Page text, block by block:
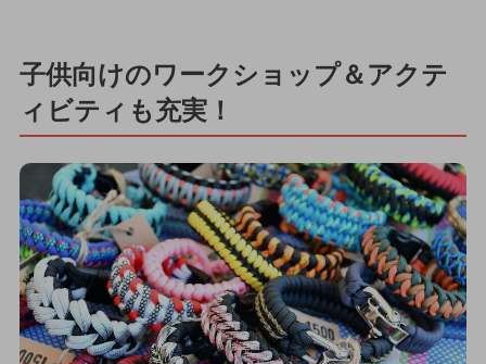
子供向けのワークショップ＆アクテ
ィビティも充実！